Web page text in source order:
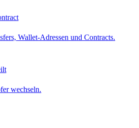
Wallet-Adressen und Contracts.
wechseln.